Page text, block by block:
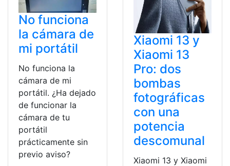
No funciona
la cámara de
mi portátil
No funciona la
cámara de mi
portátil. ¿Ha dejado
de funcionar la
cámara de tu
portátil
prácticamente sin
previo aviso?
Xiaomi 13 y
Xiaomi 13
Pro: dos
bombas
fotográficas
con una
potencia
descomunal
Xiaomi 13 y Xiaomi